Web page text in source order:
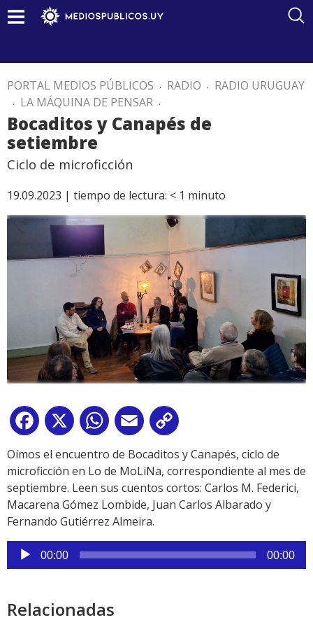
PORTAL MEDIOS PÚBLICOS . RADIO . RADIO URUGUAY
. LA MÁQUINA DE PENSAR .
Bocaditos y Canapés de
setiembre
Ciclo de microficción
19.09.2023 | tiempo de lectura: < 1 minuto
Facebook
X WhatsApp
Email
Link
Oímos el encuentro de Bocaditos y Canapés, ciclo de
microficción en Lo de MoLiNa, correspondiente al mes de
septiembre. Leen sus cuentos cortos: Carlos M. Federici,
Macarena Gómez Lombide, Juan Carlos Albarado y
Fernando Gutiérrez Almeira.
Reproductor
de
00:00 00:00
Relacionadas